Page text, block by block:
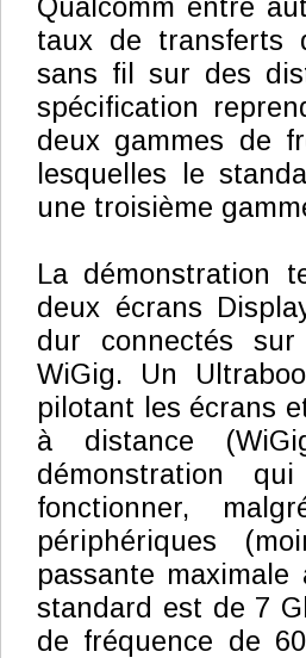
Qualcomm entre
taux de transferts
sans fil sur des
spécification
deux gammes de
lesquelles le
une troisième
La démonstration
deux écrans
dur connectés
WiGig. Un
pilotant les écrans
à distance
démonstration
fonctionner,
périphériques
passante
standard est de 7
de fréquence de